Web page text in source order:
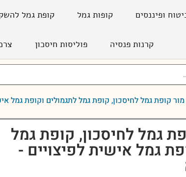
ופיננסים קופות גמל קופת גמל
קרנות פנסיה פוליסות חיסכון
קופת גמל לחיסכון, קופת גמל לתגמולים וקופת גמל אישית
גמל לחיסכון, קופת גמל
גמל אישית לפיצויים -